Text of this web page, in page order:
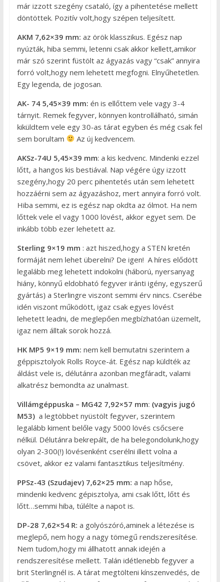
már izzott szegény csataló, így a pihentetése mellett
döntöttek. Pozitív volt,hogy szépen teljesített.
AKM 7,62×39 mm: az örök klasszikus. Egész nap
nyúzták, hiba semmi, letenni csak akkor kellett,amikor
már szó szerint füstölt az ágyazás vagy “csak” annyira
forró volt,hogy nem lehetett megfogni. Elnyűhetetlen.
Egy legenda, de jogosan.
AK- 74 5,45×39 mm: én is ellőttem vele vagy 3-4
tárnyit. Remek fegyver, könnyen kontrollálható, simán
kiküldtem vele egy 30-as tárat egyben és még csak fel
sem borultam
Az új kedvencem.
AKSz-74U 5,45×39 mm: a kis kedvenc. Mindenki ezzel
lőtt, a hangos kis bestiával. Nap végére úgy izzott
szegény,hogy 20 perc pihentetés után sem lehetett
hozzáérni sem az ágyazáshoz, mert annyira forró volt.
Hiba semmi, ez is egész nap okdta az ólmot. Ha nem
lőttek vele el vagy 1000 lövést, akkor egyet sem. De
inkább több ezer lehetett az.
Sterling 9×19 mm : azt hiszed,hogy a STEN kretén
formáját nem lehet überelni? De igen! A híres elődött
legalább meg lehetett indokolni (háború, nyersanyag
hiány, könnyű eldobható fegyver iránti igény, egyszerű
gyártás) a Sterlingre viszont semmi érv nincs. Cserébe
idén viszont működött, igaz csak egyes lövést
lehetett leadni, de meglepően megbízhatóan üzemelt,
igaz nem álltak sorok hozzá.
HK MP5 9×19 mm: nem kell bemutatni szerintem a
géppisztolyok Rolls Royce-át. Egész nap küldték az
áldást vele is, délutánra azonban megfáradt, valami
alkatrész bemondta az unalmast.
Villámgéppuska – MG42 7,92×57 mm: (vagyis jugó
M53)a legtöbbet nyüstölt fegyver, szerintem
legalább kiment belőle vagy 5000 lövés csőcsere
nélkül. Délutánra bekrepált, de ha belegondolunk,hogy
olyan 2-300(!) lövésenként cserélni illett volna a
csövet, akkor ez valami fantasztikus teljesítmény.
PPSz-43 (Szudajev) 7,62×25 mm: a nap hőse,
mindenki kedvenc gépisztolya, ami csak lőtt, lőtt és
lőtt…semmi hiba, túlélte a napot is.
DP-28 7,62×54 R: a golyószóró,aminek a létezése is
meglepő, nem hogy a nagy tömegű rendszeresítése.
Nem tudom,hogy mi állhatott annak idején a
rendszeresítése mellett. Talán idétlenebb fegyver a
brit Sterlingnél is. A tárat megtölteni kínszenvedés, de